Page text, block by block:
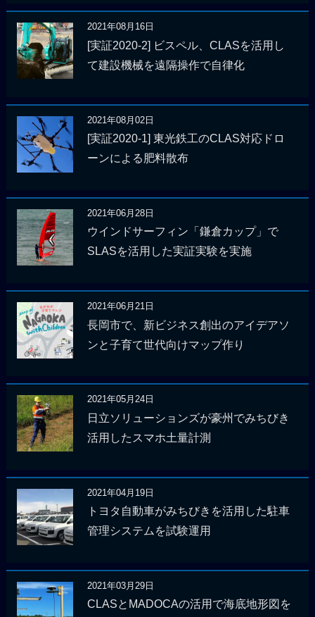
2021年08月16日
[実証2020-2] ビスペル、CLASを活用し
て建設機械を遠隔操作で自律化
2021年08月02日
[実証2020-1] 東光鉄工のCLAS対応ドロ
ーンによる肥料散布
2021年06月28日
ウインドサーフィン「鎌倉カップ」で
SLASを活用した実証実験を実施
2021年06月21日
長岡市で、新ビジネス創出のアイデアソ
ンと子育て世代向けマップ作り
2021年05月24日
日立ソリューションズが豪州でみちびき
活用したスマホ土量計測
2021年04月19日
トヨタ自動車がみちびきを活用した駐車
管理システムを試験運用
2021年03月29日
CLASとMADOCAの活用で海底地形図を